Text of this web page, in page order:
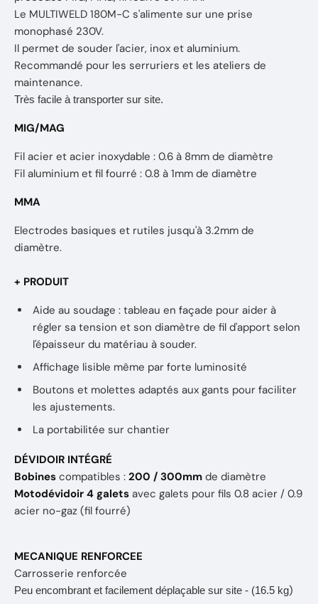
Le MULTIWELD 180M-C s'alimente sur une prise
monophasé 230V.
Il permet de souder l'acier, inox et aluminium.
Recommandé pour les serruriers et les ateliers de
maintenance.
Très facile à transporter sur site.
MIG/MAG
Fil acier et acier inoxydable : 0.6 à 8mm de diamètre
Fil aluminium et fil fourré : 0.8 à 1mm de diamètre
MMA
Electrodes basiques et rutiles jusqu'à 3.2mm de
diamètre.
+ PRODUIT
Aide au soudage : tableau en façade pour aider à
régler sa tension et son diamètre de fil d'apport selon
l'épaisseur du matériau à souder.
Affichage lisible même par forte luminosité
Boutons et molettes adaptés aux gants pour faciliter
les ajustements.
La portabilitée sur chantier
DÉVIDOIR INTÉGRÉ
Bobines compatibles : 200 / 300mm de diamètre
Motodévidoir 4 galets avec galets pour fils 0.8 acier / 0.9
acier no-gaz (fil fourré)
MECANIQUE RENFORCEE
Carrosserie renforcée
Peu encombrant et facilement déplaçable sur site - (16.5 kg)